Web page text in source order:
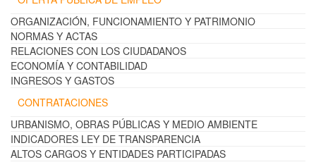
ORGANIZACIÓN, FUNCIONAMIENTO Y PATRIMONIO
NORMAS Y ACTAS
RELACIONES CON LOS CIUDADANOS
ECONOMÍA Y CONTABILIDAD
INGRESOS Y GASTOS
CONTRATACIONES
URBANISMO, OBRAS PÚBLICAS Y MEDIO AMBIENTE
INDICADORES LEY DE TRANSPARENCIA
ALTOS CARGOS Y ENTIDADES PARTICIPADAS